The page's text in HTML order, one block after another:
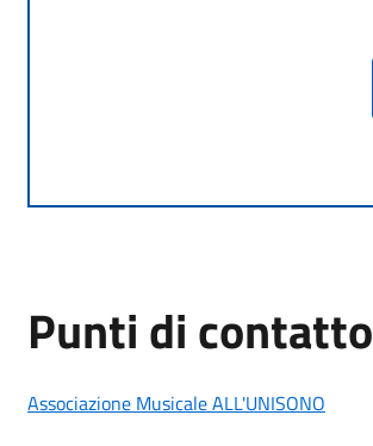
Punti di contatto
Associazione Musicale ALL'UNISONO